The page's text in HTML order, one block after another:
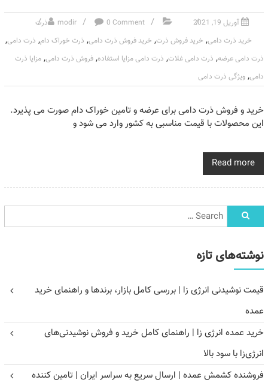
آوریل 19, 2021 modir 0 Comment
ذرت
خرید ذرت دامی, خرید فروش ذرت, خرید فروش ذرت دامی, ذرت خوراک دام, ذرت دامی,
ذرت دامی عرضه, ذرت دامی غلات, ذرت دامی مزایا استفاده, فروش ذرت دامی, مزایا ذرت
دامی, ویژگی ذرت دامی
خرید و فروش ذرت دامی برای عرضه و تامین خوراک دام صورت می پذیرد.
این محصولات با قیمت مناسبی به کشور وارد می شود و
Read more
نوشته‌های تازه
قیمت نوشیدنی انرژی زا | بررسی کامل بازار، برندها و راهنمای خرید
عمده
خرید عمده انرژی زا | راهنمای کامل خرید و فروش نوشیدنی‌های
انرژی‌زا با سود بالا
فروشنده کشمش عمده | ارسال سریع به سراسر ایران | تامین کننده